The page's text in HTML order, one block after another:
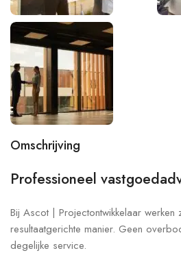
Omschrijving
Professioneel
Bij Ascot | Projectontwikkelaar werken
resultaatgerichte manier. Geen
degelijke service.